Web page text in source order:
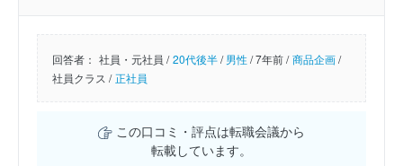
回答者： 社員・元社員 / 20代後半/男性/7年前 / 商品企画/
社員クラス / 正社員
この口コミ・評点は転職会議から
転載しています。